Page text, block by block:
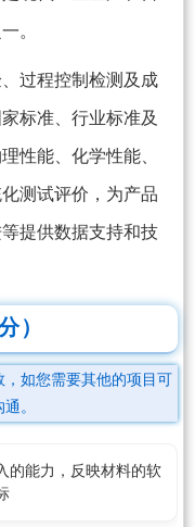
。
过程控制检测及成
标准、行业标准及
性能、化学性能、
测试评价，为产品
提供数据支持和技
）
，如您需要其他的项目可
。
的能力，反映材料的软